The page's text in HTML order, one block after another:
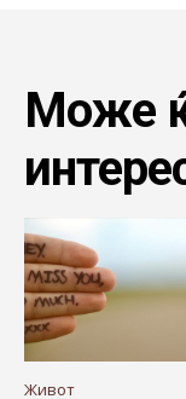
Може
Живот